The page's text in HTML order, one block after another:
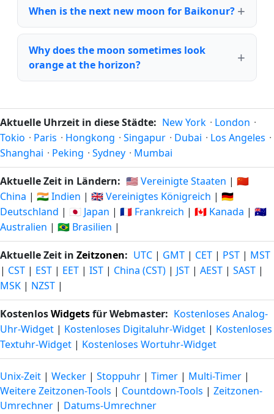
When is the next new moon for Baikonur?
Why does the moon sometimes look
orange at the horizon?
Aktuelle Uhrzeit in diese Städte: New York · London ·
Tokio · Paris · Hongkong · Singapur · Dubai · Los Angeles ·
Shanghai · Peking · Sydney · Mumbai
Aktuelle Zeit in Ländern: 🇺🇸 Vereinigte Staaten | 🇨🇳
China | 🇮🇳 Indien | 🇬🇧 Vereinigtes Königreich | 🇩🇪
Deutschland | 🇯🇵 Japan | 🇫🇷 Frankreich | 🇨🇦 Kanada | 🇦🇺
Australien | 🇧🇷 Brasilien |
Aktuelle Zeit in Zeitzonen: UTC | GMT | CET | PST | MST
| CST | EST | EET | IST | China (CST) | JST | AEST | SAST |
MSK | NZST |
KostenlosWidgetsfür Webmaster: Kostenloses Analog-
Uhr-Widget | Kostenloses Digitaluhr-Widget | Kostenloses
Textuhr-Widget | Kostenloses Wortuhr-Widget
Unix-Zeit | Wecker | Stoppuhr | Timer | Multi-Timer |
Weitere Zeitzonen-Tools | Countdown-Tools | Zeitzonen-
Umrechner | Datums-Umrechner